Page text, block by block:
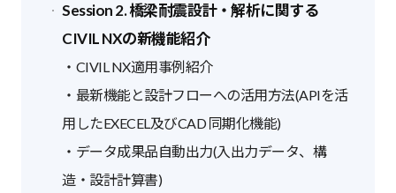
Session 2. 橋梁耐震設計・解析に関する
CIVIL NXの新機能紹介
・CIVIL NX適用事例紹介
・最新機能と設計フローへの活用方法(APIを活
用したEXECEL及びCAD 同期化機能)
・データ成果品自動出力(入出力データ、構
造・設計計算書)